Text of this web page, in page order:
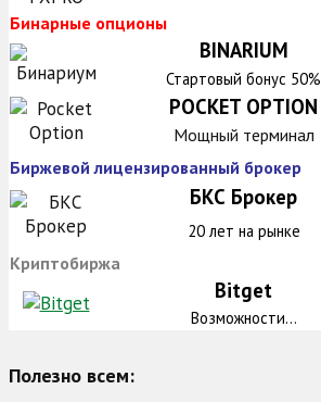
Бинарные опционы
BINARIUM
Стартовый бонус 50%
POCKET OPTION
Мощный терминал
Биржевой лицензированный брокер
БКС Брокер
20 лет на рынке
Криптобиржа
Bitget
Возможности...
Полезно всем: